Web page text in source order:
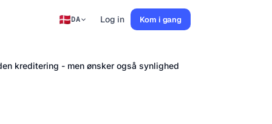
DA Log in Kom i gang
kreditering - men ønsker også synlighed